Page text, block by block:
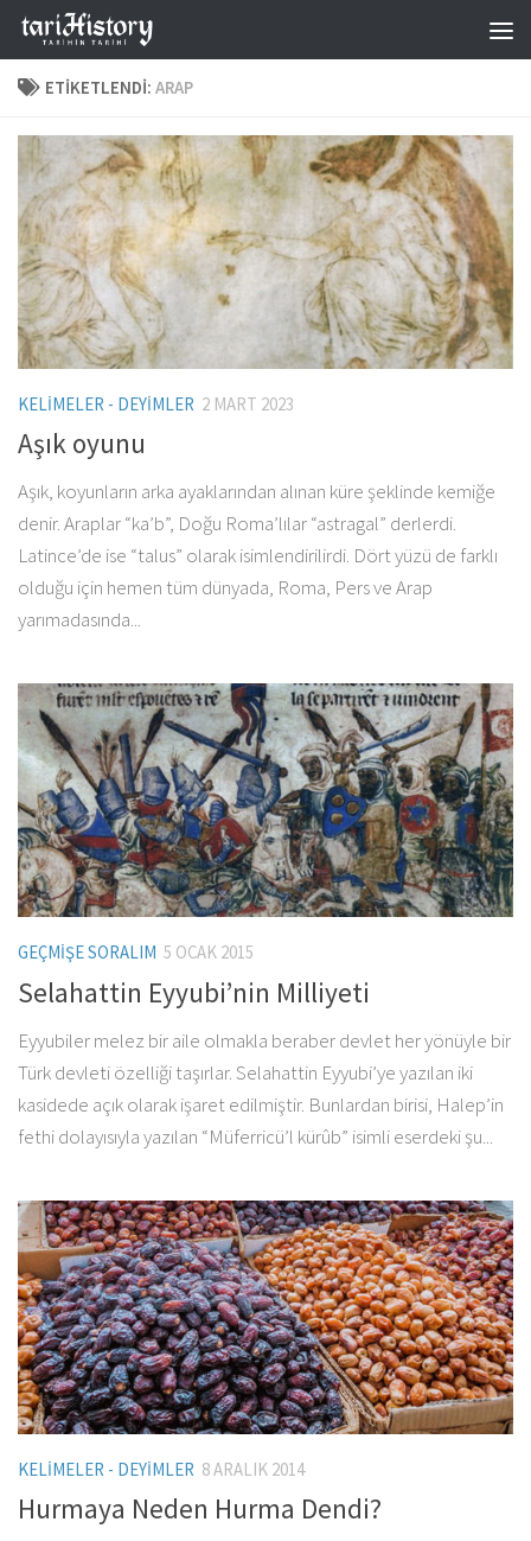
Skip to content
ETIKETLENDI: ARAP
KELIMELER - DEYIMLER 2 MART 2023
Aşık oyunu
Aşık, koyunların arka ayaklarından alınan küre şeklinde kemiğe
denir. Araplar “ka’b”, Doğu Roma’lılar “astragal” derlerdi.
Latince’de ise “talus” olarak isimlendirilirdi. Dört yüzü de farklı
olduğu için hemen tüm dünyada, Roma, Pers ve Arap
yarımadasında...
GEÇMIŞE SORALIM 5 OCAK 2015
Selahattin Eyyubi’nin Milliyeti
Eyyubiler melez bir aile olmakla beraber devlet her yönüyle bir
Türk devleti özelliği taşırlar. Selahattin Eyyubi’ye yazılan iki
kasidede açık olarak işaret edilmiştir. Bunlardan birisi, Halep’in
fethi dolayısıyla yazılan “Müferricü’l kürûb” isimli eserdeki şu...
KELIMELER - DEYIMLER 8 ARALIK 2014
Hurmaya Neden Hurma Dendi?